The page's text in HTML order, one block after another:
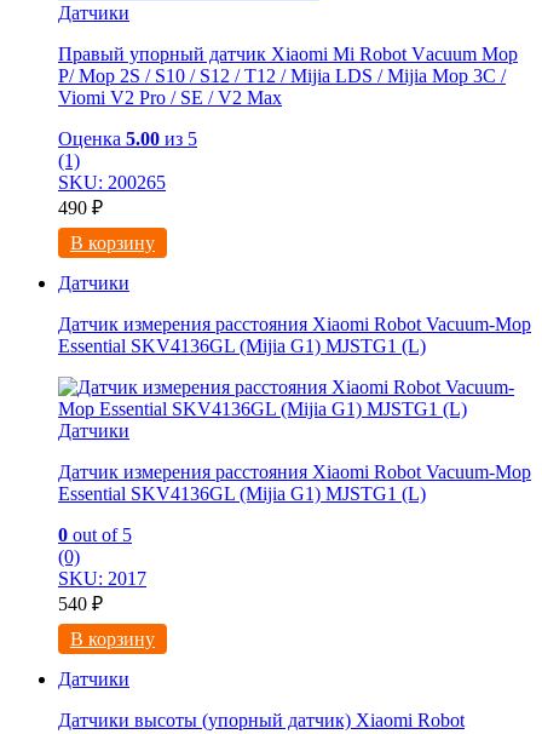
Датчики
Правый упорный датчик Xiaomi Мi Rоbоt Vаcuum Мoр
Р/ Мop 2S / S10 / S12 / Т12 / Мijiа LDS / Mijia Mop 3C /
Viоmi V2 Рrо / SE / V2 Мaх
Оценка 5.00 из 5
(1)
SKU: 200265
490 ₽
В корзину
Датчики
Датчик измерения расстояния Xiaomi Robot Vacuum-Mop
Essential SKV4136GL (Mijia G1) MJSTG1 (L)
Датчики
Датчик измерения расстояния Xiaomi Robot Vacuum-Mop
Essential SKV4136GL (Mijia G1) MJSTG1 (L)
0 out of 5
(0)
SKU: 2017
540 ₽
В корзину
Датчики
Датчики высоты (упорный датчик) Xiaomi Robot